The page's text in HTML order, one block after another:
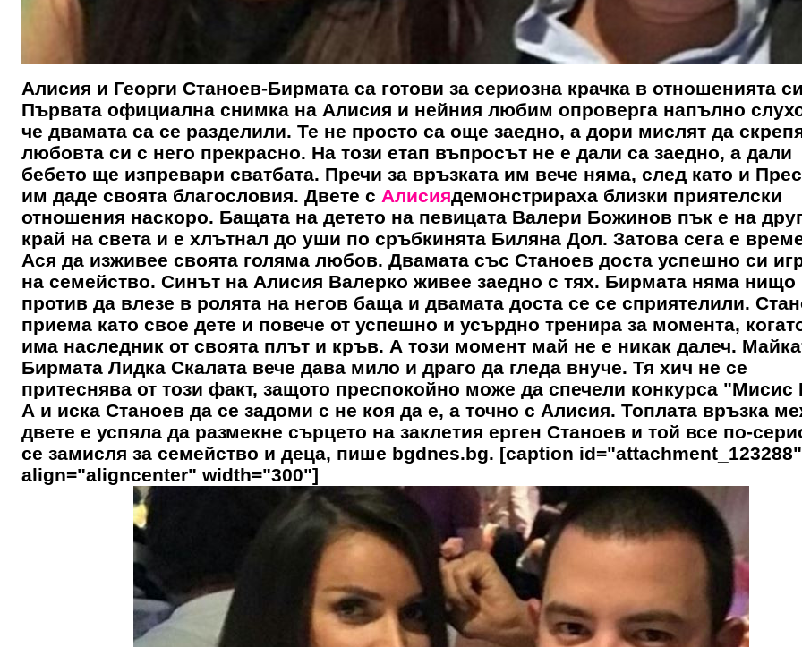
Алисия и Георги Станоев-Бирмата са готови за сериозна крачка в отношенията
Първата официална снимка на Алисия и нейния любим опроверга напълно
че двамата са се разделили. Те не просто са още заедно, а дори мислят да
любовта си с него прекрасно. На този етап въпросът не е дали са заедно, а дали
бебето ще изпревари сватбата. Пречи за връзката им вече няма, след като и
им даде своята благословия. Двете с Алисиядемонстрираха близки приятелски
отношения наскоро. Бащата на детето на певицата Валери Божинов пък е на
край на света и е хлътнал до уши по сръбкинята Биляна Дол. Затова сега е
Ася да изживее своята голяма любов. Двамата със Станоев доста успешно си
на семейство. Синът на Алисия Валерко живее заедно с тях. Бирмата няма нищо
против да влезе в ролята на негов баща и двамата доста се се сприятелили.
приема като свое дете и повече от успешно и усърдно тренира за момента,
има наследник от своята плът и кръв. А този момент май не е никак далеч.
Бирмата Лидка Скалата вече дава мило и драго да гледа внуче. Тя хич не се
притеснява от този факт, защото преспокойно може да спечели конкурса "Мисис
А и иска Станоев да се задоми с не коя да е, а точно с Алисия. Топлата връзка
двете е успяла да размекне сърцето на заклетия ерген Станоев и той все по-
се замисля за семейство и деца, пише bgdnes.bg. [caption id="attachment_123288"
align="aligncenter" width="300"]